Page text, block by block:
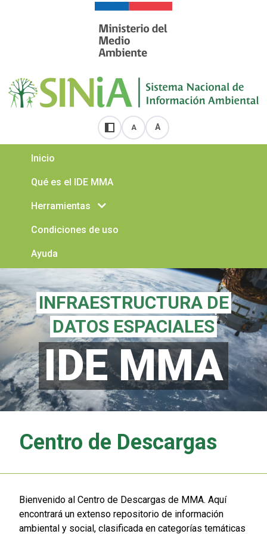
Activar alto contraste
A
Disminuir tamaño de letra
A
Aumentar tamaño de letra
Inicio
Qué es el IDE MMA
Herramientas
Condiciones de uso
Ayuda
INFRAESTRUCTURA DE
DATOS ESPACIALES
IDE MMA
INFRAESTRUCTURA DE
DATOS ESPACIALES
IDE MMA
Centro de Descargas
Bienvenido al Centro de Descargas de MMA. Aquí
encontrará un extenso repositorio de información
ambiental y social, clasificada en categorías temáticas